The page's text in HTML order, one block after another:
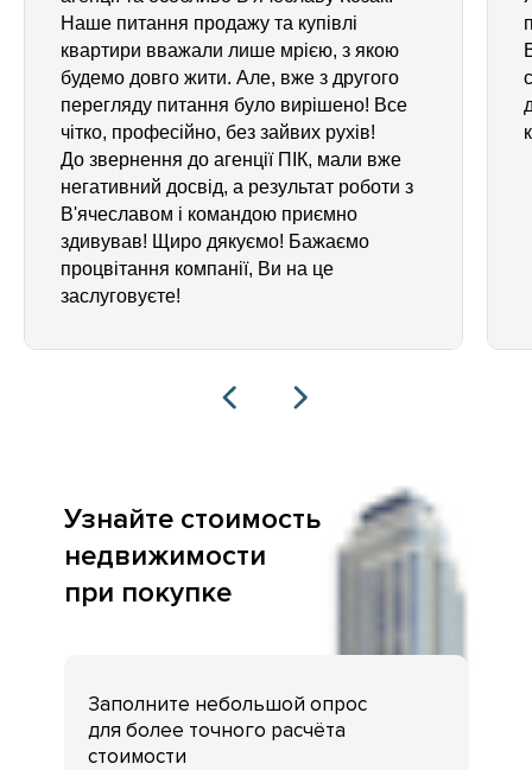
Наше питання продажу та купівлі
квартири вважали лише мрією, з якою
будемо довго жити. Але, вже з другого
перегляду питання було вирішено! Все
чітко, професійно, без зайвих рухів!
До звернення до агенції ПІК, мали вже
негативний досвід, а результат роботи з
В'ячеславом і командою приємно
здивував! Щиро дякуємо! Бажаємо
процвітання компанії, Ви на це
заслуговуєте!
Узнайте стоимость
недвижимости
при покупке
Заполните небольшой опрос
для более точного расчёта
стоимости